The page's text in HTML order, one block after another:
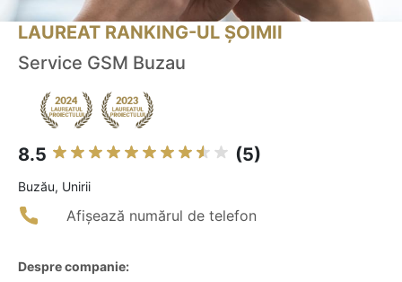
LAUREAT RANKING-UL ȘOIMII
Service GSM Buzau
8.5 (5)
Buzău, Unirii
Afișează numărul de telefon
Despre companie: